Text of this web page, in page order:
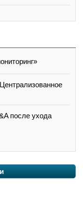
после ухода